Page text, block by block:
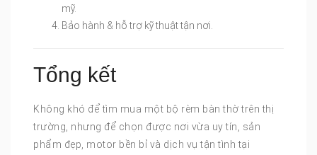
mỹ.
Bảo hành & hỗ trợ kỹ thuật tận nơi.
Tổng kết
Không khó để tìm mua một bộ rèm bàn thờ trên thị
trường, nhưng để chọn được nơi vừa uy tín, sản
phẩm đẹp, motor bền bỉ và dịch vụ tận tình tại